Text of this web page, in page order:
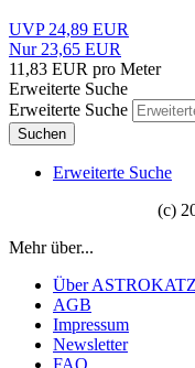
UVP 24,89 EUR
Nur 23,65 EUR
11,83 EUR pro Meter
Erweiterte Suche
Erweiterte Suche
Suchen
Erweiterte Suche
(c)
Mehr über...
Über
AGB
Impressum
Newsletter
FAQ